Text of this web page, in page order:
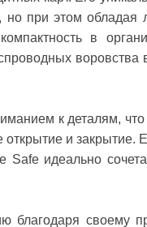
но при этом обладая
в
воровства
к деталям, что
открытие и закрытие.
Safe идеально
благодаря своему